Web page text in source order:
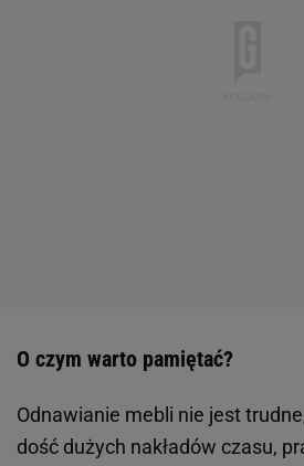
O czym warto pamiętać?
Odnawianie mebli nie jest
dość dużych nakładów czasu,